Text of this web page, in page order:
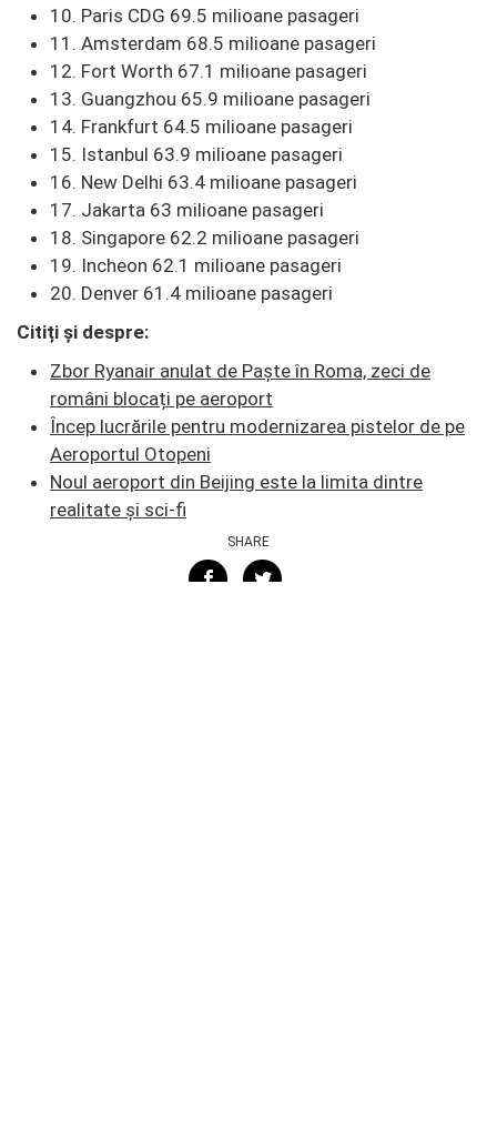
10. Paris CDG 69.5 milioane pasageri
11. Amsterdam 68.5 milioane pasageri
12. Fort Worth 67.1 milioane pasageri
13. Guangzhou 65.9 milioane pasageri
14. Frankfurt 64.5 milioane pasageri
15. Istanbul 63.9 milioane pasageri
16. New Delhi 63.4 milioane pasageri
17. Jakarta 63 milioane pasageri
18. Singapore 62.2 milioane pasageri
19. Incheon 62.1 milioane pasageri
20. Denver 61.4 milioane pasageri
Citiți și despre:
Zbor Ryanair anulat de Paște în Roma, zeci de
români blocați pe aeroport
Încep lucrările pentru modernizarea pistelor de pe
Aeroportul Otopeni
Noul aeroport din Beijing este la limita dintre
realitate și sci-fi
SHARE